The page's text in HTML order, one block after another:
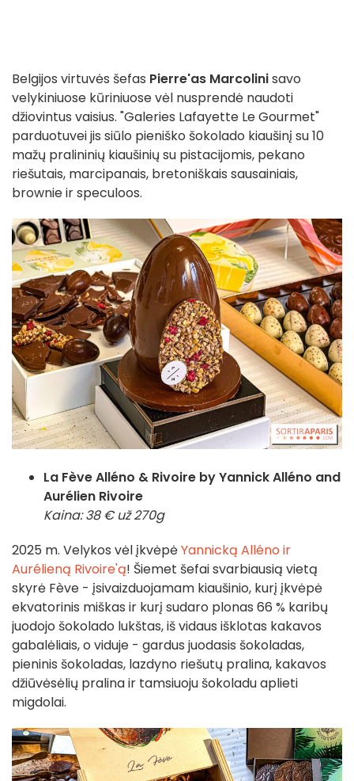
Belgijos virtuvės šefas Pierre'as Marcolinisavo
velykiniuose kūriniuose vėl nusprendė naudoti
džiovintus vaisius. "Galeries Lafayette Le Gourmet"
parduotuvei jis siūlo pieniško šokolado kiaušinį su 10
mažų pralininių kiaušinių su pistacijomis, pekano
riešutais, marcipanais, bretoniškais sausainiais,
brownie ir speculoos.
La Fève Alléno & Rivoire by Yannick Alléno and
Aurélien Rivoire
Kaina: 38 € už 270g
2025 m. Velykos vėl įkvėpėYannicką Alléno ir
Aurélieną Rivoire'ą! Šiemet šefai svarbiausią vietą
skyrė Fève - įsivaizduojamam kiaušinio, kurį įkvėpė
ekvatorinis miškas ir kurį sudaro plonas 66 % karibų
juodojo šokolado lukštas, iš vidaus išklotas kakavos
gabalėliais, o viduje - gardus juodasis šokoladas,
pieninis šokoladas, lazdyno riešutų pralina, kakavos
džiūvėsėlių pralina ir tamsiuoju šokoladu aplieti
migdolai.